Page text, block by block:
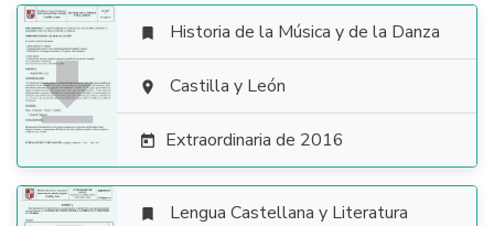

 Historia de la Música y de la Danza
 Castilla y León
 Extraordinaria de 2016
 Lengua Castellana y Literatura